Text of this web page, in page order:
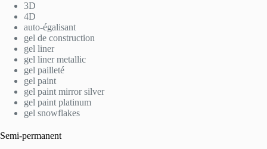
3D
4D
auto-égalisant
gel de construction
gel liner
gel liner metallic
gel pailleté
gel paint
gel paint mirror silver
gel paint platinum
gel snowflakes
Semi-permanent